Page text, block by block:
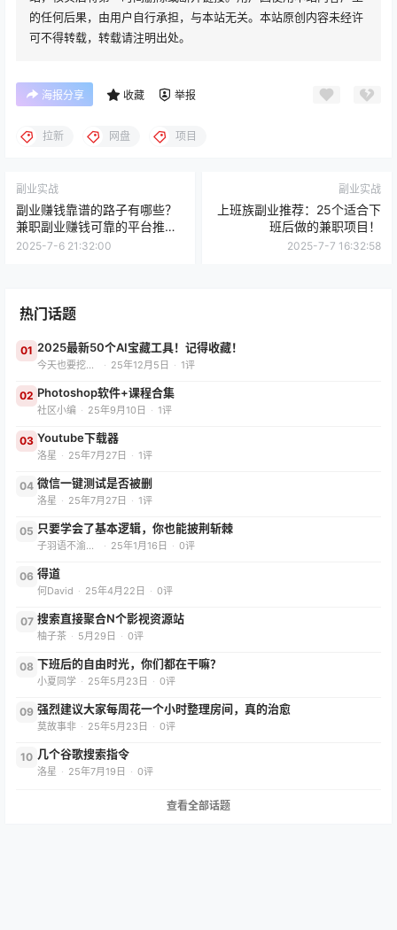
的任何后果，由用户自行承担，与本站无关。本站原创内容未经许
可不得转载，转载请注明出处。
海报分享 收藏 举报
拉新 网盘 项目
副业实战
副业赚钱靠谱的路子有哪些？
兼职副业赚钱可靠的平台推
荐！
2025-7-6 21:32:00
副业实战
上班族副业推荐：25个适合下
班后做的兼职项目！
2025-7-7 16:32:58
热门话题
01 2025最新50个AI宝藏工具！记得收藏！
今天也要挖App · 25年12月5日 · 1评
02 Photoshop软件+课程合集
社区小编 · 25年9月10日 · 1评
03 Youtube下载器
洛星 · 25年7月27日 · 1评
04 微信一键测试是否被删
洛星 · 25年7月27日 · 1评
05 只要学会了基本逻辑，你也能披荆斩棘
子羽语不渝（减肥版） · 25年1月16日 · 0评
06 得道
何David · 25年4月22日 · 0评
07 搜索直接聚合N个影视资源站
柚子茶 · 5月29日 · 0评
08 下班后的自由时光，你们都在干嘛？
小夏同学 · 25年5月23日 · 0评
09 强烈建议大家每周花一个小时整理房间，真的治愈
莫故事非 · 25年5月23日 · 0评
10 几个谷歌搜索指令
洛星 · 25年7月19日 · 0评
查看全部话题